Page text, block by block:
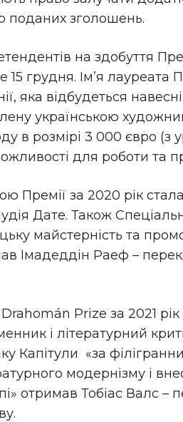
поданих зголошень.
на здобуття
15 грудня. Ім’я лауреата
яка відбудеться
українською
в розмірі 3 000 євро (з
для роботи та
Премії за 2020 рік стала
Дате. Також
майстерність та
Імадеддін Раеф –
Prize за 2021 рік
і літературний
Капітули «за
модернізму і
отримав Тобіас Валс –